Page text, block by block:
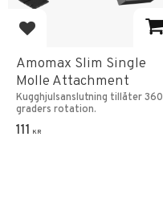
Add to favorites
Amomax Slim Single
Molle Attachment
Kugghjulsanslutning tillåter 360
graders rotation.
111 KR